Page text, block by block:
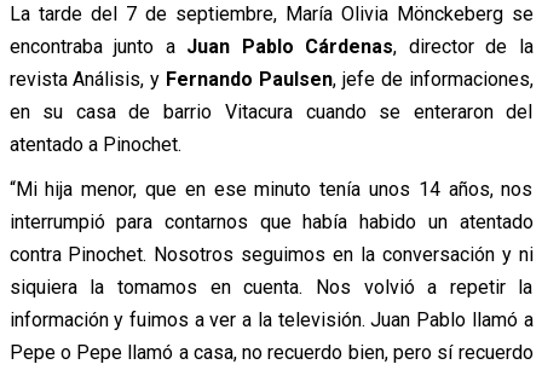
La tarde del 7 de septiembre, María Olivia Mönckeberg se
encontraba junto aJuan Pablo Cárdenas, director de la
revista Análisis, y Fernando Paulsen, jefe de informaciones,
en su casa de barrio Vitacura cuando se enteraron del
atentado a Pinochet.
“Mi hija menor, que en ese minuto tenía unos 14 años, nos
interrumpió para contarnos que había habido un atentado
contra Pinochet. Nosotros seguimos en la conversación y ni
siquiera la tomamos en cuenta. Nos volvió a repetir la
información y fuimos a ver a la televisión. Juan Pablo llamó a
Pepe o Pepe llamó a casa, no recuerdo bien, pero sí recuerdo